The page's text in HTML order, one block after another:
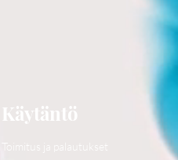
Käytäntö
Toimitus ja palautukset